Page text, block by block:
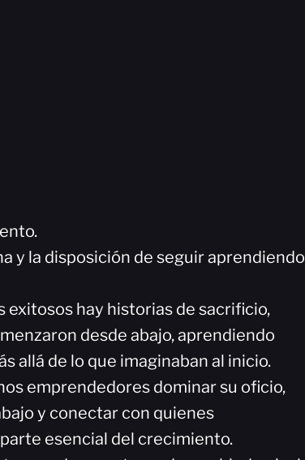
y la disposición de seguir aprendiendo
exitosos hay historias de sacrificio,
desde abajo, aprendiendo
allá de lo que imaginaban al inicio.
emprendedores dominar su oficio,
y conectar con quienes
esencial del crecimiento.